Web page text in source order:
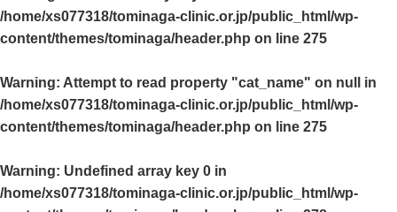
/home/xs077318/tominaga-clinic.or.jp/public_html/wp-
content/themes/tominaga/header.php on line 275
Warning: Attempt to read property "cat_name" on null in
/home/xs077318/tominaga-clinic.or.jp/public_html/wp-
content/themes/tominaga/header.php on line 275
Warning: Undefined array key 0 in
/home/xs077318/tominaga-clinic.or.jp/public_html/wp-